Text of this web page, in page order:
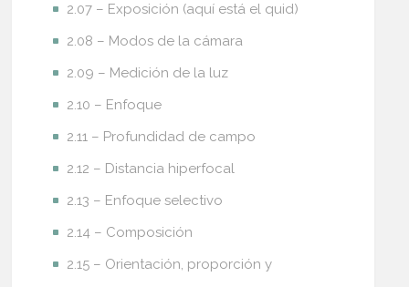
2.07 – Exposición (aquí está el quid)
2.08 – Modos de la cámara
2.09 – Medición de la luz
2.10 – Enfoque
2.11 – Profundidad de campo
2.12 – Distancia hiperfocal
2.13 – Enfoque selectivo
2.14 – Composición
2.15 – Orientación, proporción y